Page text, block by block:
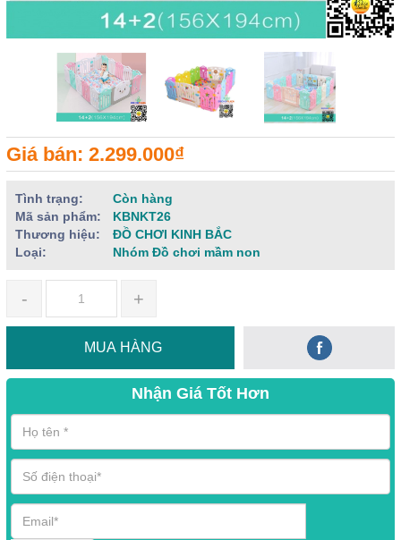
Giá bán: 2.299.000₫
Tình trạng:
Còn hàng
Mã sản phẩm:
KBNKT26
Thương hiệu:
ĐỒ CHƠI KINH BẮC
Loại:
Nhóm Đồ chơi mầm non
- +
MUA HÀNG
Nhận Giá Tốt Hơn